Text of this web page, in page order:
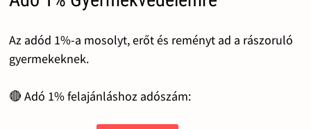
Az adód 1%-a mosolyt, erőt és reményt ad a rászoruló
gyermekeknek.
🔴 Adó 1% felajánláshoz adószám: